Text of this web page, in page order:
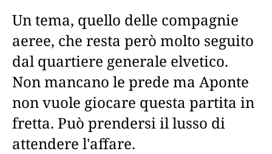
Un tema, quello delle compagnie
aeree, che resta però molto seguito
dal quartiere generale elvetico.
Non mancano le prede ma Aponte
non vuole giocare questa partita in
fretta. Può prendersi il lusso di
attendere l'affare.